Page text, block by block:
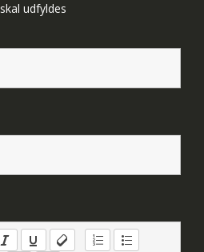
skal udfyldes